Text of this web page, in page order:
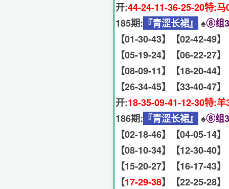
开:44-24-11-36-25-20特:马
185期: 『青涩长裙』 ♠️⑧组
【01-30-43】【02-42-49】
【05-19-24】【06-22-27】
【08-09-11】【18-20-44】
【26-34-45】【33-40-47】
开:18-35-09-41-12-30特:羊
186期: 『青涩长裙』 ♠️⑧组
【02-18-46】【04-05-14】
【08-10-34】【12-30-40】
【15-20-27】【16-17-43】
【17-29-38】【22-25-28】